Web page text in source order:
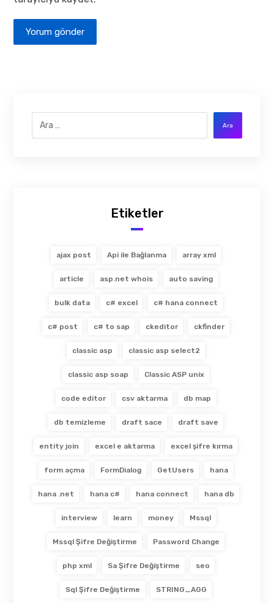
Yorum gönder
Ara
Etiketler
ajax post Api ile Bağlanma array xml
article asp.net whois auto saving
bulk data c# excel c# hana connect
c# post c# to sap ckeditor ckfinder
classic asp classic asp select2
classic asp soap Classic ASP unix
code editor csv aktarma db map
db temizleme draft sace draft save
entity join excel e aktarma excel şifre kırma
form açma FormDialog GetUsers hana
hana .net hana c# hana connect hana db
interview learn money Mssql
Mssql Şifre Değiştirme Password Change
php xml Sa Şifre Değiştirme seo
Sql Şifre Değiştirme STRING_AGG